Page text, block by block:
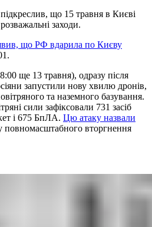
що 15 травня в Києві
заходи.
що РФ вдарила по Києву
ще 13 травня), одразу після
запустили нову хвилю дронів,
та наземного базування.
сили зафіксовали 731 засіб
і 675 БпЛА. Цю атаку назвали
повномасштабного вторгнення